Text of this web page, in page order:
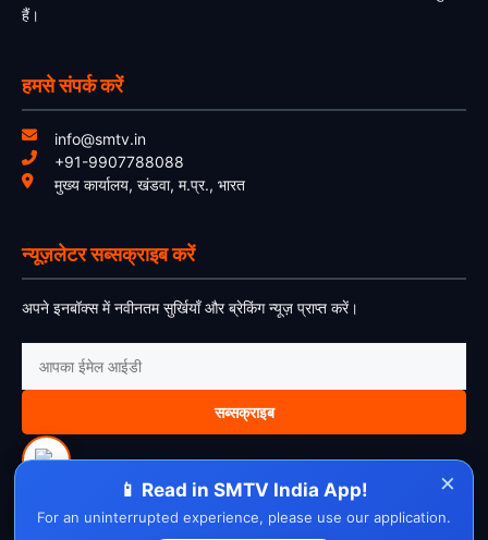
हैं।
हमसे संपर्क करें
info@smtv.in
+91-9907788088
मुख्य कार्यालय, खंडवा, म.प्र., भारत
न्यूज़लेटर सब्सक्राइब करें
अपने इनबॉक्स में नवीनतम सुर्खियाँ और ब्रेकिंग न्यूज़ प्राप्त करें।
सब्सक्राइब
About UsContact Us DisclaimerPrivacy PolicyCookie Policy
×
📱 Read in SMTV India App!
For an uninterrupted experience, please use our application.